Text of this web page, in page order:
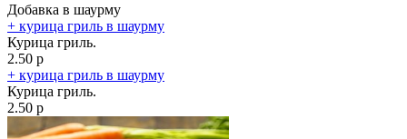
Добавка в шаурму
+ курица гриль в шаурму
Курица гриль.
2.50 р
+ курица гриль в шаурму
Курица гриль.
2.50 р